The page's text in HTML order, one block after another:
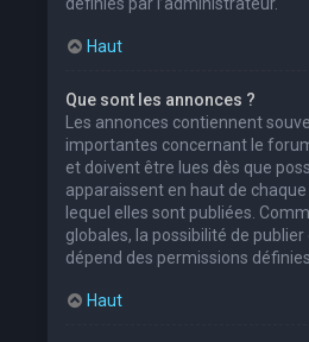
Haut
Que sont les annonces ?
Les annonces contiennent
importantes concernant le
et doivent être lues dès que
apparaissent en haut de
lequel elles sont publiées.
globales, la possibilité de
dépend des permissions
Haut